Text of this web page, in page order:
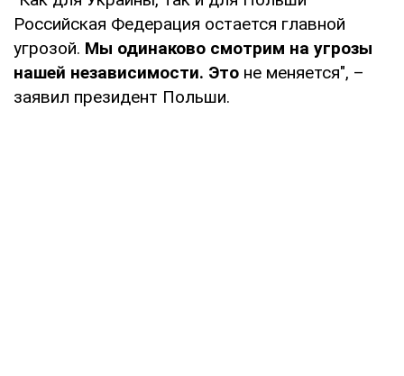
Российская Федерация остается главной
угрозой. Мы одинаково смотрим на угрозы
нашей независимости. Это не меняется", –
заявил президент Польши.